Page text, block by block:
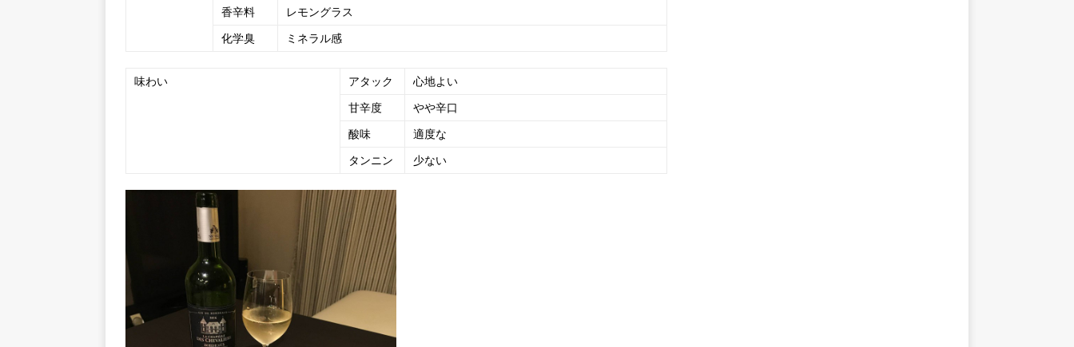
香辛料
レモングラス
化学臭
ミネラル感
味わい アタック
心地よい
甘辛度
やや辛口
酸味
適度な
タンニン
少ない